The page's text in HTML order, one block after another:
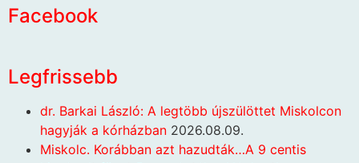
Facebook
Legfrissebb
dr. Barkai László: A legtöbb újszülöttet Miskolcon
hagyják a kórházban 2026.08.09.
Miskolc. Korábban azt hazudták…A 9 centis